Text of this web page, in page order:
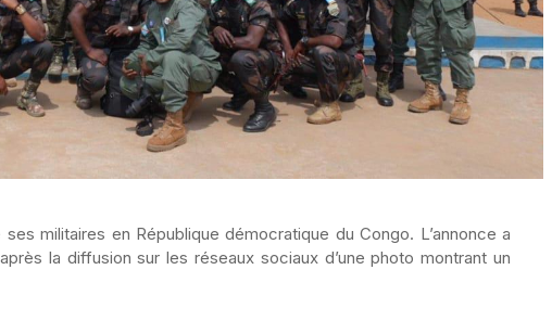
militaires en République démocratique du Congo. L’annonce a
la diffusion sur les réseaux sociaux d’une photo montrant un